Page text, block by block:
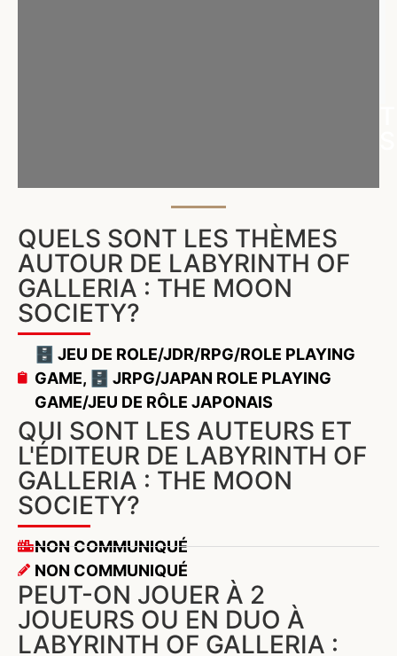
QUELS SONT LES THÈMES
AUTOUR DE LABYRINTH OF
GALLERIA : THE MOON
SOCIETY?
🗄️ JEU DE ROLE/JDR/RPG/ROLE PLAYING
GAME,
🗄️ JRPG/JAPAN ROLE PLAYING
GAME/JEU DE RÔLE JAPONAIS
QUI SONT LES AUTEURS ET
L'ÉDITEUR DE LABYRINTH OF
GALLERIA : THE MOON
SOCIETY?
NON COMMUNIQUÉ
NON COMMUNIQUÉ
PEUT-ON JOUER À 2
JOUEURS OU EN DUO À
LABYRINTH OF GALLERIA :